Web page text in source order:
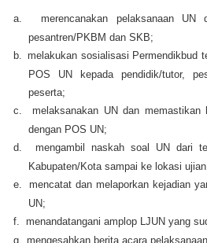
a.
merencanakan pelaksanaan UN
pesantren/PKBM dan SKB;
b.
melakukan sosialisasi Permendikbud
POS UN kepada pendidik/tutor,
peserta;
c.
melaksanakan UN dan memastikan
dengan POS UN;
d.
mengambil naskah soal UN dari
Kabupaten/Kota sampai ke lokasi
e.
mencatat dan melaporkan kejadian
UN;
f.
menandatangani amplop LJUN yang
g.
mengesahkan berita acara